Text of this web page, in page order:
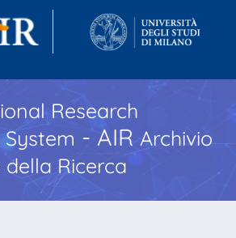
Research
- AIR Archivio
Ricerca